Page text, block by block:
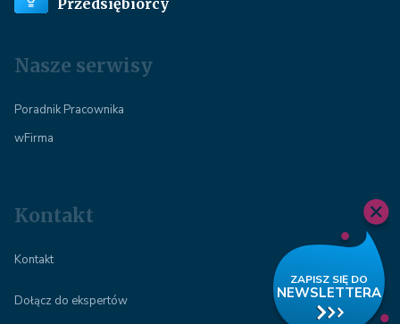
Przedsiębiorcy
Nasze serwisy
Poradnik Pracownika
wFirma
Kontakt
Kontakt
Dołącz do ekspertów